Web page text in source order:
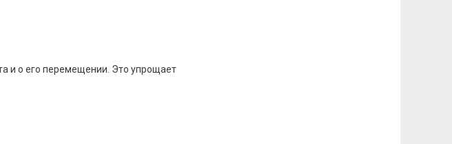
и о его перемещении. Это упрощает